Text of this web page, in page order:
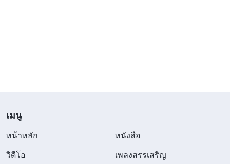
เมนู
หน้าหลัก
หนังสือ
วิดีโอ
เพลงสรรเสริญ